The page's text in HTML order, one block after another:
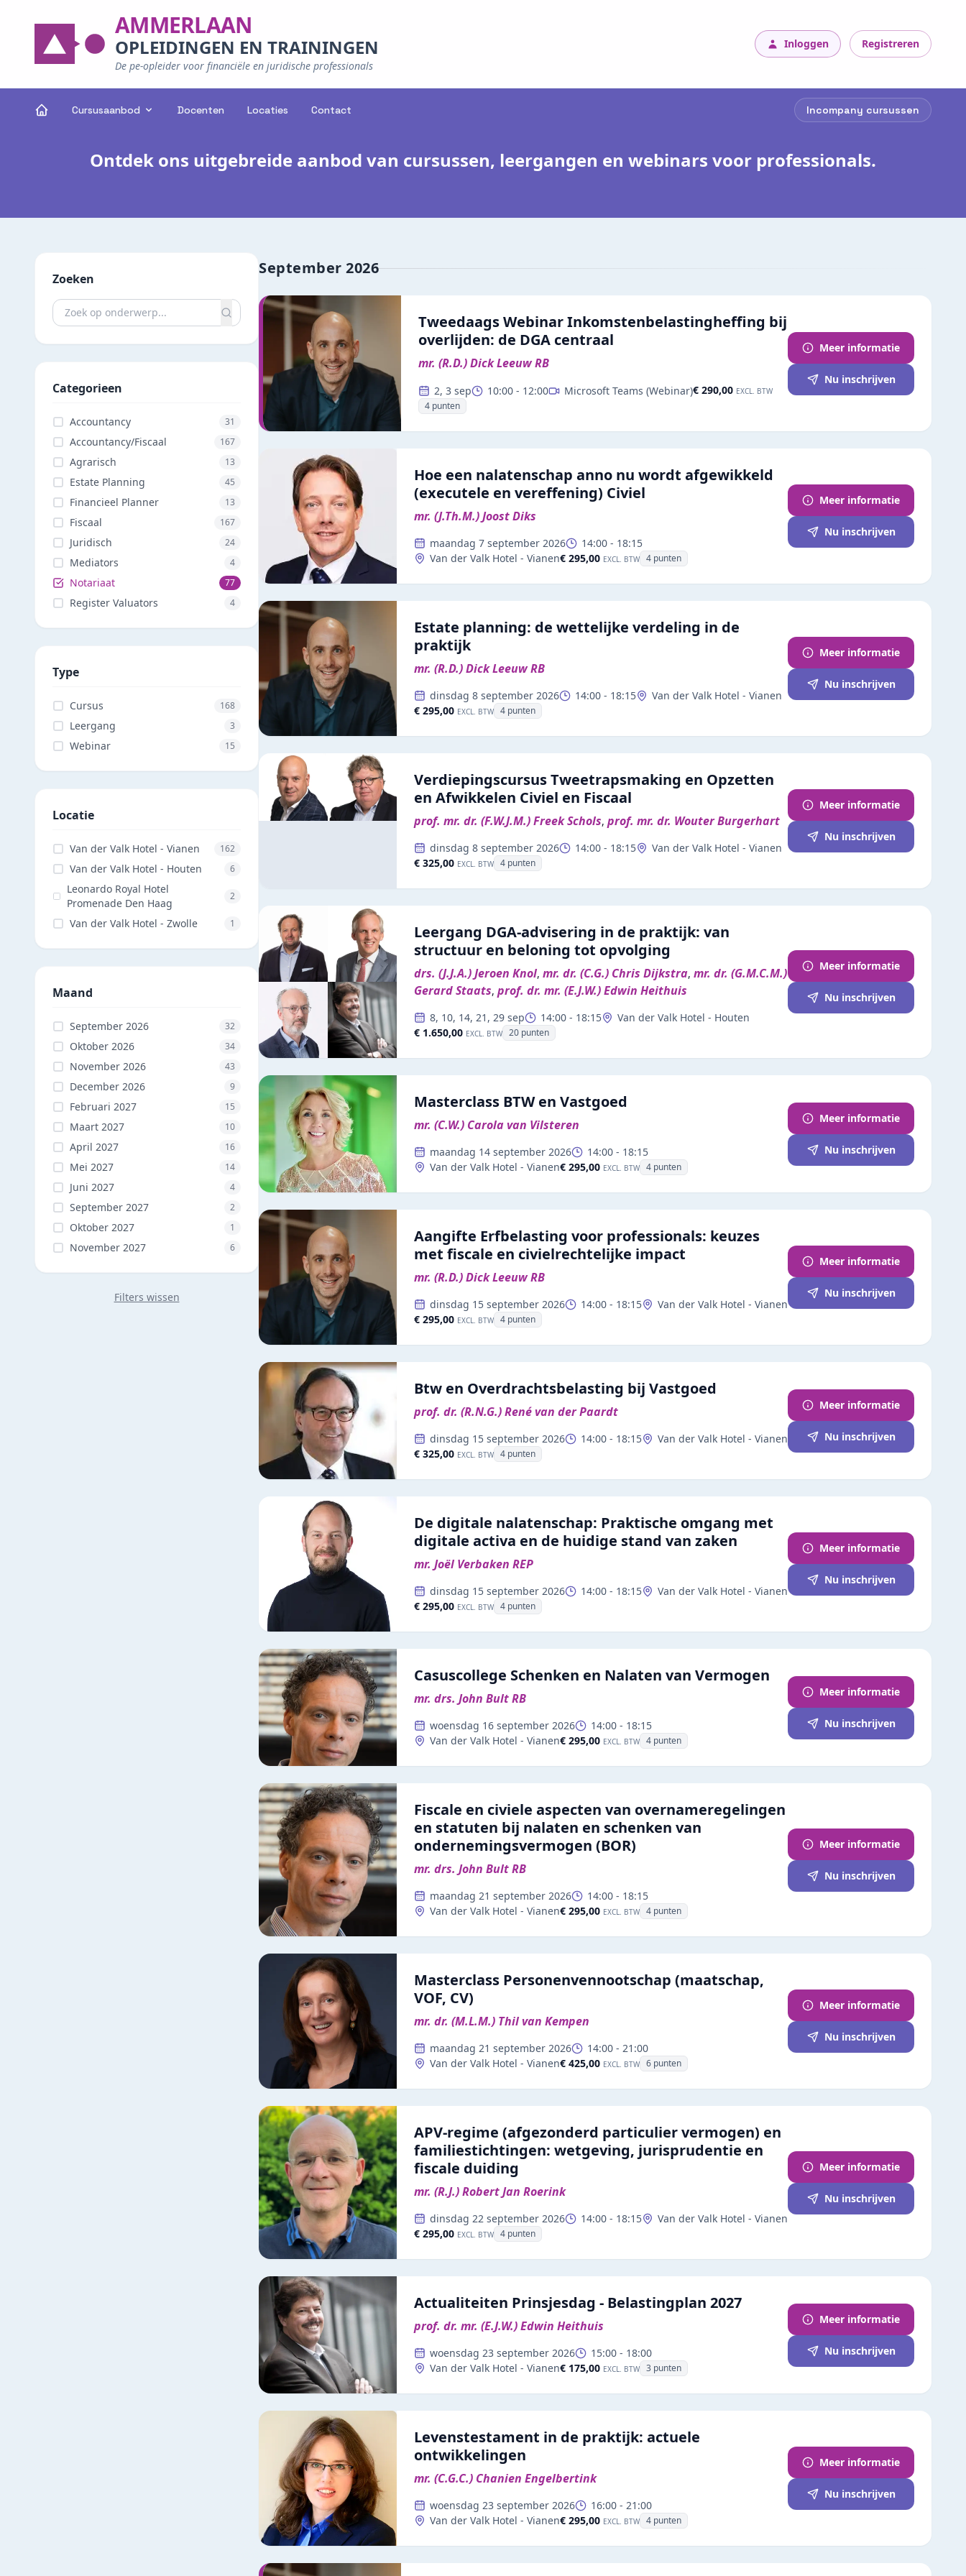
AMMERLAAN
OPLEIDINGEN EN TRAININGEN
De pe-opleider voor financiële en juridische professionals
Inloggen Registreren
Cursusaanbod Docenten Locaties Contact Incompany cursussen
Ontdek ons uitgebreide aanbod van cursussen, leergangen en webinars voor professionals.
Zoeken
Zoeken
Categorieen
Accountancy 31
Accountancy/Fiscaal 167
Agrarisch 13
Estate Planning 45
Financieel Planner 13
Fiscaal 167
Juridisch 24
Mediators 4
Notariaat 77
Register Valuators 4
Type
Cursus 168
Leergang 3
Webinar 15
Locatie
Van der Valk Hotel - Vianen 162
Van der Valk Hotel - Houten 6
Leonardo Royal Hotel
Promenade Den Haag
2
Van der Valk Hotel - Zwolle 1
Maand
September 2026 32
Oktober 2026 34
November 2026 43
December 2026 9
Februari 2027 15
Maart 2027 10
April 2027 16
Mei 2027 14
Juni 2027 4
September 2027 2
Oktober 2027 1
November 2027 6
Filters wissen
September 2026
Tweedaags Webinar Inkomstenbelastingheffing bij
overlijden: de DGA centraal
mr. (R.D.) Dick Leeuw RB
2, 3 sep 10:00 - 12:00 Microsoft Teams (Webinar)€ 290,00 EXCL. BTW
4 punten
Meer informatie
Nu inschrijven
Hoe een nalatenschap anno nu wordt afgewikkeld
(executele en vereffening) Civiel
mr. (J.Th.M.) Joost Diks
maandag 7 september 2026 14:00 - 18:15
Van der Valk Hotel - Vianen€ 295,00 EXCL. BTW 4 punten
Meer informatie
Nu inschrijven
Estate planning: de wettelijke verdeling in de
praktijk
mr. (R.D.) Dick Leeuw RB
dinsdag 8 september 2026 14:00 - 18:15
Van der Valk Hotel - Vianen
€ 295,00 EXCL. BTW 4 punten
Meer informatie
Nu inschrijven
Verdiepingscursus Tweetrapsmaking en Opzetten
en Afwikkelen Civiel en Fiscaal
prof. mr. dr. (F.W.J.M.) Freek Schols, prof. mr. dr. Wouter Burgerhart
dinsdag 8 september 2026 14:00 - 18:15
Van der Valk Hotel - Vianen
€ 325,00 EXCL. BTW 4 punten
Meer informatie
Nu inschrijven
Leergang DGA-advisering in de praktijk: van
structuur en beloning tot opvolging
drs. (J.J.A.) Jeroen Knol, mr. dr. (C.G.) Chris Dijkstra, mr. dr. (G.M.C.M.)
Gerard Staats, prof. dr. mr. (E.J.W.) Edwin Heithuis
8, 10, 14, 21, 29 sep 14:00 - 18:15
Van der Valk Hotel - Houten
€ 1.650,00 EXCL. BTW 20 punten
Meer informatie
Nu inschrijven
Masterclass BTW en Vastgoed
mr. (C.W.) Carola van Vilsteren
maandag 14 september 2026 14:00 - 18:15
Van der Valk Hotel - Vianen€ 295,00 EXCL. BTW 4 punten
Meer informatie
Nu inschrijven
Aangifte Erfbelasting voor professionals: keuzes
met fiscale en civielrechtelijke impact
mr. (R.D.) Dick Leeuw RB
dinsdag 15 september 2026 14:00 - 18:15
Van der Valk Hotel - Vianen
€ 295,00 EXCL. BTW 4 punten
Meer informatie
Nu inschrijven
Btw en Overdrachtsbelasting bij Vastgoed
prof. dr. (R.N.G.) René van der Paardt
dinsdag 15 september 2026 14:00 - 18:15
Van der Valk Hotel - Vianen
€ 325,00 EXCL. BTW 4 punten
Meer informatie
Nu inschrijven
De digitale nalatenschap: Praktische omgang met
digitale activa en de huidige stand van zaken
mr. Joël Verbaken REP
dinsdag 15 september 2026 14:00 - 18:15
Van der Valk Hotel - Vianen
€ 295,00 EXCL. BTW 4 punten
Meer informatie
Nu inschrijven
Casuscollege Schenken en Nalaten van Vermogen
mr. drs. John Bult RB
woensdag 16 september 2026 14:00 - 18:15
Van der Valk Hotel - Vianen€ 295,00 EXCL. BTW 4 punten
Meer informatie
Nu inschrijven
Fiscale en civiele aspecten van overnameregelingen
en statuten bij nalaten en schenken van
ondernemingsvermogen (BOR)
mr. drs. John Bult RB
maandag 21 september 2026 14:00 - 18:15
Van der Valk Hotel - Vianen€ 295,00 EXCL. BTW 4 punten
Meer informatie
Nu inschrijven
Masterclass Personenvennootschap (maatschap,
VOF, CV)
mr. dr. (M.L.M.) Thil van Kempen
maandag 21 september 2026 14:00 - 21:00
Van der Valk Hotel - Vianen€ 425,00 EXCL. BTW 6 punten
Meer informatie
Nu inschrijven
APV-regime (afgezonderd particulier vermogen) en
familiestichtingen: wetgeving, jurisprudentie en
fiscale duiding
mr. (R.J.) Robert Jan Roerink
dinsdag 22 september 2026 14:00 - 18:15
Van der Valk Hotel - Vianen
€ 295,00 EXCL. BTW 4 punten
Meer informatie
Nu inschrijven
Actualiteiten Prinsjesdag - Belastingplan 2027
prof. dr. mr. (E.J.W.) Edwin Heithuis
woensdag 23 september 2026 15:00 - 18:00
Van der Valk Hotel - Vianen€ 175,00 EXCL. BTW 3 punten
Meer informatie
Nu inschrijven
Levenstestament in de praktijk: actuele
ontwikkelingen
mr. (C.G.C.) Chanien Engelbertink
woensdag 23 september 2026 16:00 - 21:00
Van der Valk Hotel - Vianen€ 295,00 EXCL. BTW 4 punten
Meer informatie
Nu inschrijven